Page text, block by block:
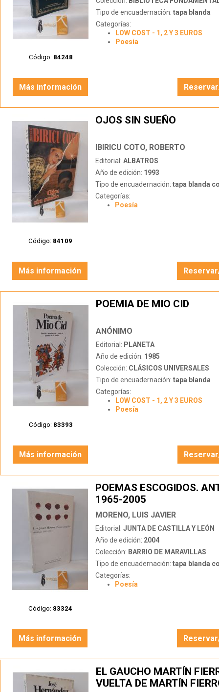
Código: 84248
Tipo de encuadernación: tapa blanda
Categorías:
LOW COST - 1, 2 Y 3 EUROS
Poesía
Más información
Código: 84109
OJOS SIN SUEÑO
IBIRICU COTO, ROBERTO
Editorial: ALBATROS
Año de edición: 1993
Tipo de encuadernación: tapa blanda
Categorías:
Poesía
Más información
Código: 83393
POEMIA DE MIO CID
ANÓNIMO
Editorial: PLANETA
Año de edición: 1985
Colección: CLÁSICOS UNIVERSALES
Tipo de encuadernación: tapa blanda
Categorías:
LOW COST - 1, 2 Y 3 EUROS
Poesía
Más información
Código: 83324
POEMAS ESCOGIDOS.
1965-2005
MORENO, LUIS JAVIER
Editorial: JUNTA DE CASTILLA Y LEÓN
Año de edición: 2004
Colección: BARRIO DE MARAVILLAS
Tipo de encuadernación: tapa blanda
Categorías:
Poesía
Más información
EL GAUCHO MARTÍN
VUELTA DE MARTÍN